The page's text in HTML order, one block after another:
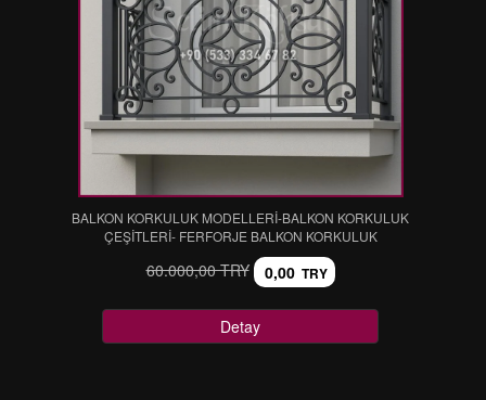
BALKON KORKULUK MODELLERİ-BALKON KORKULUK
ÇEŞİTLERİ- FERFORJE BALKON KORKULUK
60.000,00 TRY 0,00 TRY
Detay